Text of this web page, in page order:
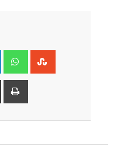
LinkedIn Whatsapp
Share